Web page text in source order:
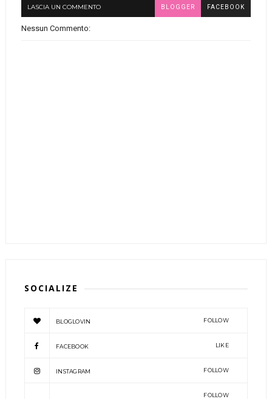
LASCIA UN COMMENTO BLOGGER FACEBOOK
Nessun Commento:
SOCIALIZE
BLOGLOVIN FOLLOW
FACEBOOK LIKE
INSTAGRAM FOLLOW
FOLLOW